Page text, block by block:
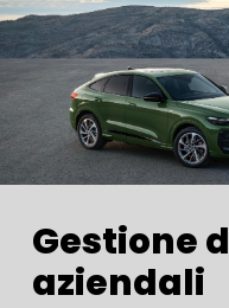
Gestione
aziendali